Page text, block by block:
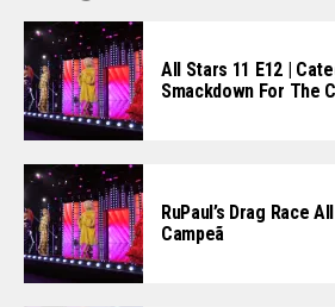
All Stars 11 E12 |
Smackdown For The
RuPaul’s Drag Race
Campeã